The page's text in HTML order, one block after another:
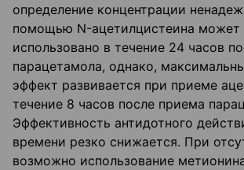
определение концентрации
помощью N-ацетилцистеина может
использовано в течение 24 часов
парацетамола, однако,
эффект развивается при приеме
течение 8 часов после приема
Эффективность антидотного
времени резко снижается. При
возможно использование